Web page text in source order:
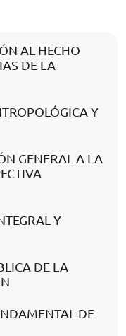
AL HECHO
DE LA
Y
GENERAL A LA
Y
DE LA
DE